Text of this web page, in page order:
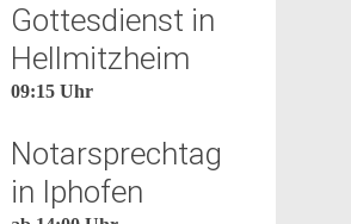
Gottesdienst in
Hellmitzheim
09:15 Uhr
Notarsprechtag
in Iphofen